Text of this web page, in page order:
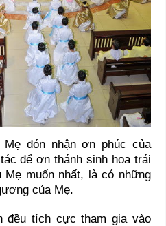
đón nhận ơn phúc của
để ơn thánh sinh hoa trái
Mẹ muốn nhất, là có những
của Mẹ.
đều tích cực tham gia vào